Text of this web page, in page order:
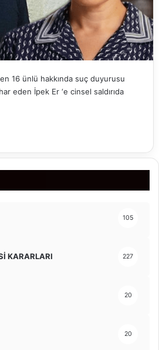
16 ünlü hakkında suç duyurusu
eden İpek Er ‘e cinsel saldırıda
105
KARARLARI 227
20
20